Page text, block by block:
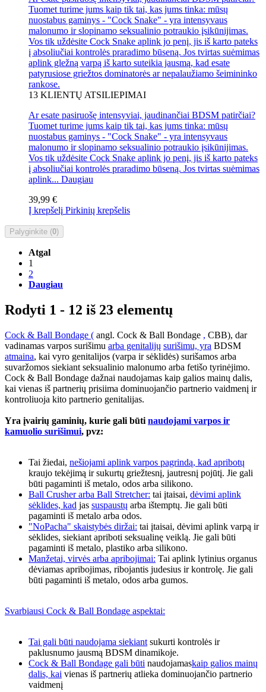
Tuomet turime jums kaip tik tai, kas jums tinka: mūsų
nuostabus gaminys - "Cock Snake" - yra intensyvaus
malonumo ir slopinamo seksualinio potraukio įsikūnijimas.
Vos tik uždėsite Cock Snake aplink jo penį, jis iš karto pateks
į absoliučiai kontrolės praradimo būseną. Jos tvirtas suėmimas
aplink gležną varpą iš karto suteikia jausmą, kad esate
patyrusiose griežtos dominatorės ar nepalaužiamo šeimininko
rankose.
13 KLIENTŲ ATSILIEPIMAI
Ar esate pasiruošę intensyviai, jaudinančiai BDSM patirčiai?
Tuomet turime jums kaip tik tai, kas jums tinka: mūsų
nuostabus gaminys - "Cock Snake" - yra intensyvaus
malonumo ir slopinamo seksualinio potraukio įsikūnijimas.
Vos tik uždėsite Cock Snake aplink jo penį, jis iš karto pateks
į absoliučiai kontrolės praradimo būseną. Jos tvirtas suėmimas
aplink... Daugiau
39,99 €
Į krepšelį Pirkinių krepšelis
Palyginkite (0)
Atgal
1
2
Daugiau
Rodyti 1 - 12 iš 23 elementų
Cock & Ball Bondage ( angl. Cock & Ball Bondage , CBB), dar
vadinamas varpos surišimu arba genitalijų surišimu, yra BDSM
atmaina, kai vyro genitalijos (varpa ir sėklidės) surišamos arba
suvaržomos siekiant seksualinio malonumo arba fetišo tyrinėjimo.
Cock & Ball Bondage dažnai naudojamas kaip galios mainų dalis,
kai vienas iš partnerių prisiima dominuojančio partnerio vaidmenį ir
kontroliuoja kito partnerio genitalijas.
Yra įvairių gaminių, kurie gali būti naudojami varpos ir
kamuolio surišimui, pvz:
Tai žiedai, nešiojami aplink varpos pagrindą, kad apribotų
kraujo tekėjimą ir sukurtų griežtesnį, jautresnį pojūtį. Jie gali
būti pagaminti iš metalo, odos arba silikono.
Ball Crusher arba Ball Stretcher: tai įtaisai, dėvimi aplink
sėklides, kad jas suspaustų arba ištemptų. Jie gali būti
pagaminti iš metalo arba odos.
"NoPacha" skaistybės diržai: tai įtaisai, dėvimi aplink varpą ir
sėklides, siekiant apriboti seksualinę veiklą. Jie gali būti
pagaminti iš metalo, plastiko arba silikono.
Manžetai, virvės arba apribojimai: Tai aplink lytinius organus
dėviamas apribojimas, ribojantis judesius ir kontrolę. Jie gali
būti pagaminti iš metalo, odos arba gumos.
Svarbiausi Cock & Ball Bondage aspektai:
Tai gali būti naudojama siekiant sukurti kontrolės ir
paklusnumo jausmą BDSM dinamikoje.
Cock & Ball Bondage gali būti naudojamaskaip galios mainų
dalis, kai vienas iš partnerių atlieka dominuojančio partnerio
vaidmenį